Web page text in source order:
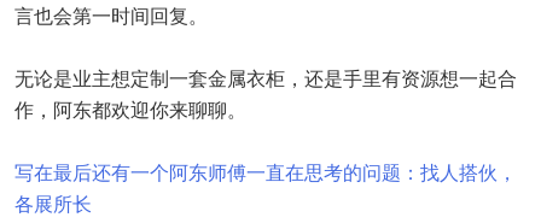
言也会第一时间回复。
无论是业主想定制一套金属衣柜，还是手里有资源想一起合
作，阿东都欢迎你来聊聊。
写在最后还有一个阿东师傅一直在思考的问题：找人搭伙，
各展所长